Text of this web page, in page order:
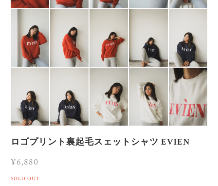
ロゴプリント裏起毛スェットシャツ EVIEN
¥6,880
SOLD OUT